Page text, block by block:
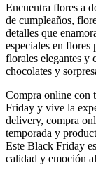
Encuentra flores a
de cumpleaños,
detalles que
especiales en flores
florales elegantes y
chocolates y
Compra online con
Friday y vive la
delivery, compra
temporada y
Este Black Friday
calidad y emoción